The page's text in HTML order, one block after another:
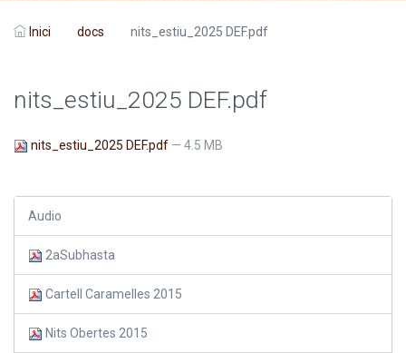
Inici docs nits_estiu_2025 DEF.pdf
Audio
2aSubhasta
Cartell Caramelles 2015
Nits Obertes 2015
nits_estiu_2025 DEF.pdf
nits_estiu_2025 DEF.pdf — 4.5 MB